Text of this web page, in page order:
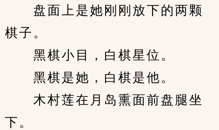
盘面上是她刚刚放下的两颗
棋子。
黑棋小目，白棋星位。
黑棋是她，白棋是他。
木村莲在月岛熏面前盘腿坐
下。